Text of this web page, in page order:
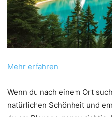
Mehr erfahren
Wenn du nach einem Ort
natürlichen Schönheit und